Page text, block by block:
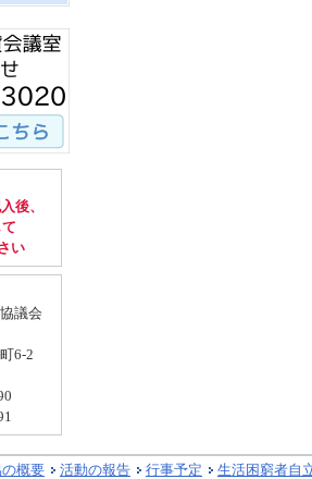
後、
い
議会
6-2
概要 活動の報告 行事予定
生活困窮者自